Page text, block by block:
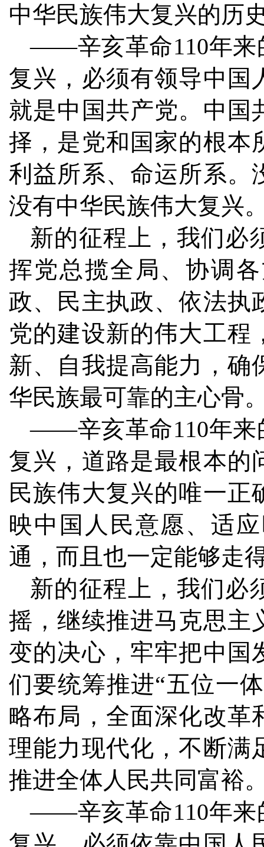
中华民族伟大复兴的历
——辛亥革命110年来
复兴，必须有领导中国
就是中国共产党。中国
择，是党和国家的根本
利益所系、命运所系。
没有中华民族伟大复兴
新的征程上，我们必
挥党总揽全局、协调
政、民主执政、依法执
党的建设新的伟大工程
新、自我提高能力，确
华民族最可靠的主心骨
——辛亥革命110年来
复兴，道路是最根本的
民族伟大复兴的唯一正
映中国人民意愿、适
通，而且也一定能够走
新的征程上，我们必
摇，继续推进马克思主
变的决心，牢牢把中国
们要统筹推进“五位一
略布局，全面深化改革
理能力现代化，不断满
推进全体人民共同富裕
——辛亥革命110年来